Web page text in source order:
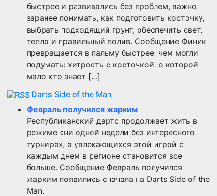
быстрее и развивались без проблем, важно
заранее понимать, как подготовить косточку,
выбрать подходящий грунт, обеспечить свет,
тепло и правильный полив. Сообщение Финик
превращается в пальму быстрее, чем могли
подумать: хитрость с косточкой, о которой
мало кто знает […]
Darts Side of the Man
Февраль получился жарким
Республиканский дартс продолжает жить в
режиме «ни одной недели без интересного
турнира», а увлекающихся этой игрой с
каждым днем в регионе становится все
больше. Сообщение Февраль получился
жарким появились сначала на Darts Side of the
Man.